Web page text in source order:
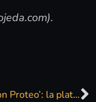
‘Todos con Proteo’: la plataforma ciudadana que ayudará a la reconstrucción de la librería